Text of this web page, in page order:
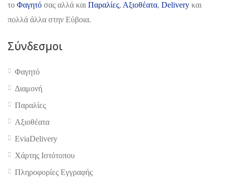
το Φαγητό σας αλλά και Παραλίες, Αξιοθέατα, Delivery και
πολλά άλλα στην Εύβοια.
Σύνδεσμοι
Φαγητό
Διαμονή
Παραλίες
Αξιοθέατα
EviaDelivery
Χάρτης Ιστότοπου
Πληροφορίες Εγγραφής